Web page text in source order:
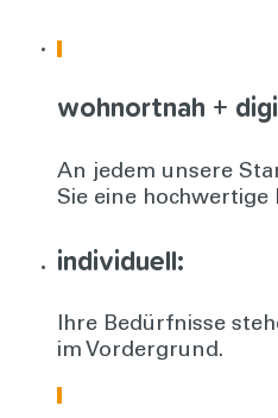
wohnortnah +
An jedem unsere
Sie eine hochwertige
individuell:
Ihre Bedürfnisse
im Vordergrund.